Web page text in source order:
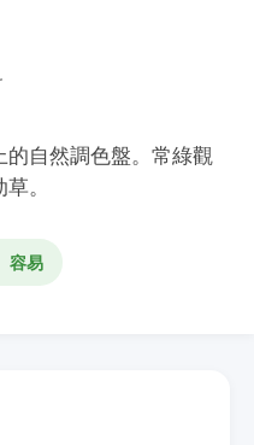
自然調色盤。常綠觀
。
容易